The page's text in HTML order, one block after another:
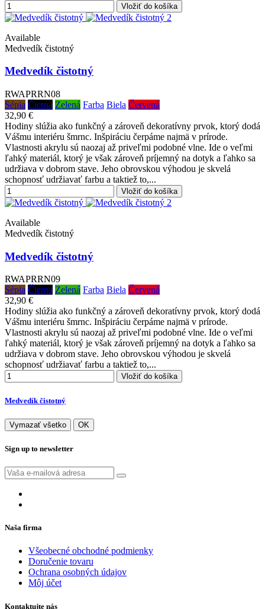
Vložiť do košíka
Available
Medvedík čistotný
Medvedík čistotný
RWAPRRN08
Sépia Čierna Zelená Farba Biela Červená
32,90 €
Hodiny slúžia ako funkčný a zároveň dekoratívny prvok, ktorý dodá
Vášmu interiéru šmrnc. Inšpiráciu čerpáme najmä v prírode.
Vlastnosti akrylu sú naozaj až priveľmi podobné vlne. Ide o veľmi
ľahký materiál, ktorý je však zároveň príjemný na dotyk a ľahko sa
udržiava v dobrom stave. Jeho obrovskou výhodou je skvelá
schopnosť udržiavať farbu a taktiež to,...
Vložiť do košíka
Available
Medvedík čistotný
Medvedík čistotný
RWAPRRN09
Sépia Čierna Zelená Farba Biela Červená
32,90 €
Hodiny slúžia ako funkčný a zároveň dekoratívny prvok, ktorý dodá
Vášmu interiéru šmrnc. Inšpiráciu čerpáme najmä v prírode.
Vlastnosti akrylu sú naozaj až priveľmi podobné vlne. Ide o veľmi
ľahký materiál, ktorý je však zároveň príjemný na dotyk a ľahko sa
udržiava v dobrom stave. Jeho obrovskou výhodou je skvelá
schopnosť udržiavať farbu a taktiež to,...
Vložiť do košíka
Medvedík čistotný
Vymazať všetko OK
Sign up to newsletter
Naša firma
Všeobecné obchodné podmienky
Doručenie tovaru
Ochrana osobných údajov
Môj účet
Kontaktujte nás